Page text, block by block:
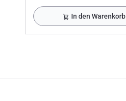
In den Warenkorb